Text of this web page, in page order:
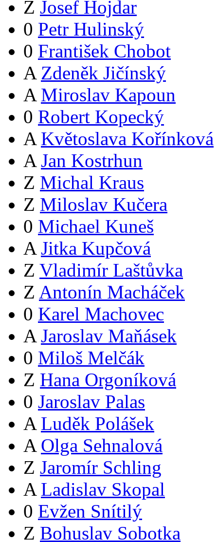
Z Josef Hojdar
0 Petr Hulinský
0 František Chobot
A Zdeněk Jičínský
A Miroslav Kapoun
0 Robert Kopecký
A Květoslava Kořínková
A Jan Kostrhun
Z Michal Kraus
Z Miloslav Kučera
0 Michael Kuneš
A Jitka Kupčová
Z Vladimír Laštůvka
Z Antonín Macháček
0 Karel Machovec
A Jaroslav Maňásek
0 Miloš Melčák
Z Hana Orgoníková
0 Jaroslav Palas
A Luděk Polášek
A Olga Sehnalová
Z Jaromír Schling
A Ladislav Skopal
0 Evžen Snítilý
Z Bohuslav Sobotka